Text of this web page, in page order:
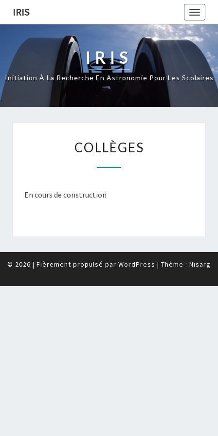
Toggle
IRIS
IRIS
Initiation À La Recherche En Astronomie Pour Les Scolaires
COLLÈGES
En cours de construction
© 2026 | Fièrement propulsé par WordPress | Thème : Nisarg